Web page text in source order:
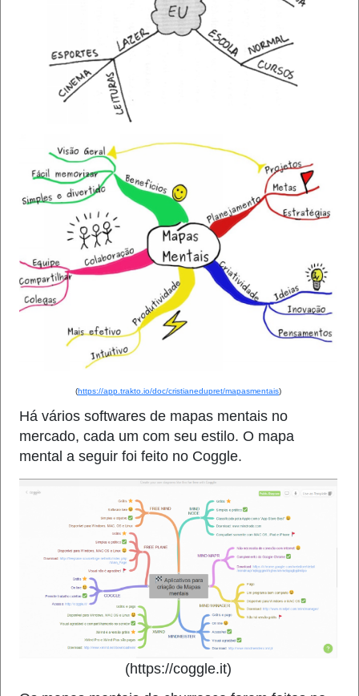
(https://app.trakto.io/doc/cristianedupret/mapasmentais)
Há vários softwares de mapas mentais no
mercado, cada um com seu estilo. O mapa
mental a seguir foi feito no Coggle.
(https://coggle.it)